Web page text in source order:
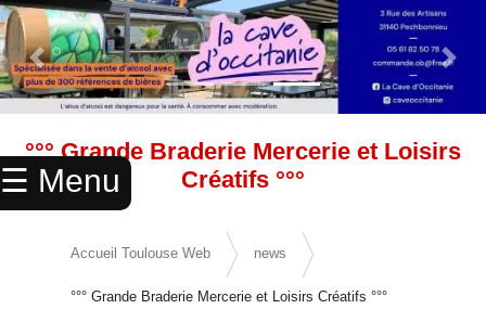
☰ Menu
× ACCUEIL
ANNUAIRE
Previous Slide Next
°°° Grande Braderie Mercerie et Loisirs
Créatifs °°°
Accueil Toulouse Web news
°°° Grande Braderie Mercerie et Loisirs Créatifs °°°